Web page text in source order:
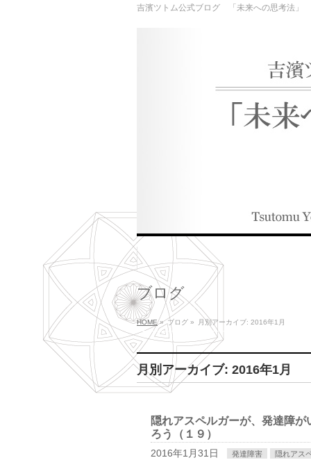
吉濱ツトム公式ブログ 「未来への思考法」
ブログ
HOME» ブログ » 月別アーカイブ: 2016年1月
月別アーカイブ: 2016年1月
隠れアスペルガーが、発達障
ろう（１９）
2016年1月31日 発達障害 隠れアス